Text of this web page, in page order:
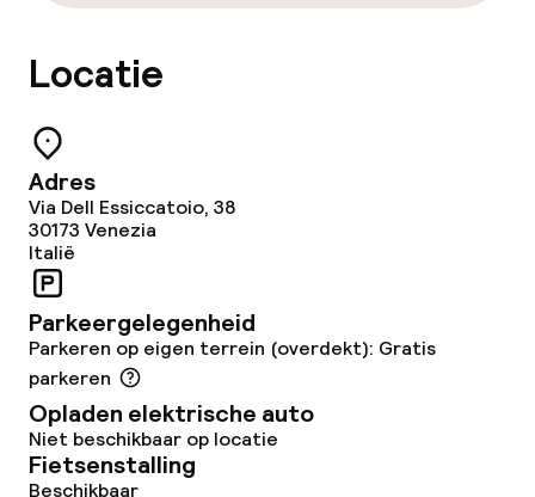
Lunch, vast menu
Diner à la carte
Roomservice
Dieetopties
Glutenvrije opties
Vegetarische opties
Schoonmaakvoorzieningen
Locatie
Adres
Via Dell Essiccatoio, 38
30173 Venezia
Italië
Parkeergelegenheid
Parkeren op eigen terrein (overdekt): Gratis
parkeren
Opladen elektrische auto
Niet beschikbaar op locatie
Fietsenstalling
Beschikbaar